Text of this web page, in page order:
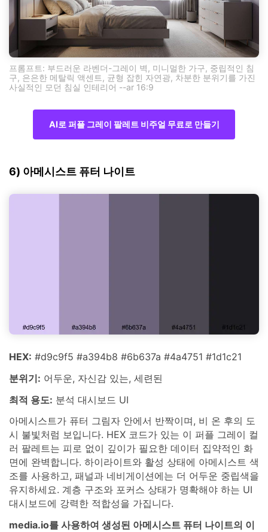
프롬프트: 부드러운 라벤더-그레이 벽, 미니멀한 가구, 중립적인 침
구, 은은한 메탈릭 액센트, 균형 잡힌 자연광, 차분한 분위기를 가진
사실적인 모던 침실 인테리어 --ar 16:9
AI로 퍼플 그레이 팔레트 비주얼 무료로 만들기
6) 아메시스트 퓨터 나이트
HEX: #d9c9f5 #a394b8 #6b637a #4a4751 #1d1c21
분위기: 어두운, 자신감 있는, 세련된
최적 용도: 분석 대시보드 UI
아메시스트가 퓨터 그림자 안에서 반짝이며, 비 온 후의 도
시 불빛처럼 보입니다. HEX 코드가 있는 이 퍼플 그레이 컬
러 팔레트는 피로 없이 깊이가 필요한 데이터 집약적인 화
면에 완벽합니다. 하이라이트와 활성 상태에 아메시스트 색
조를 사용하고, 패널과 네비게이션에는 더 어두운 중립색을
유지하세요. 계층 구조와 포커스 상태가 명확해야 하는 UI
대시보드에 강력한 적합성을 가집니다.
media.io를 사용하여 생성된 아메시스트 퓨터 나이트의 이